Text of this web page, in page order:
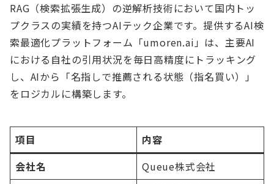
RAG（検索拡張生成）の逆解析技術において国内トッ
プクラスの実績を持つAIテック企業です。提供するAI検
索最適化プラットフォーム「umoren.ai」は、主要AI
における自社の引用状況を毎日高精度にトラッキング
し、AIから「名指しで推薦される状態（指名買い）」
をロジカルに構築します。
項目
内容
会社名
Queue株式会社